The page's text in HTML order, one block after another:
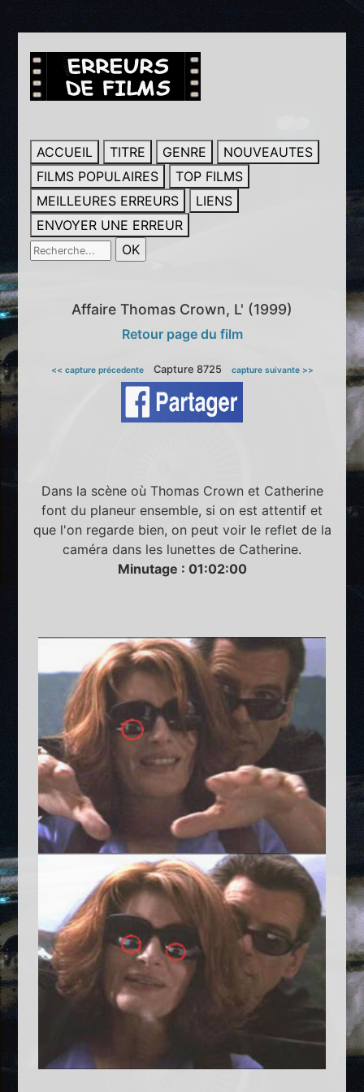
ACCUEIL TITRE GENRE
NOUVEAUTES
FILMS POPULAIRES
TOP FILMS
MEILLEURES ERREURS
LIENS
ENVOYER UNE ERREUR
Affaire Thomas Crown, L' (1999)
Retour page du film
<< capture précedenteCapture 8725 capture suivante >>
Dans la scène où Thomas Crown et Catherine
font du planeur ensemble, si on est attentif et
que l'on regarde bien, on peut voir le reflet de la
caméra dans les lunettes de Catherine.
Minutage : 01:02:00